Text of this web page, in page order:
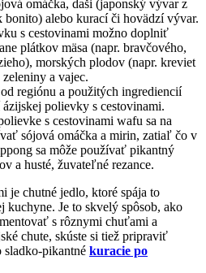
omáčka, daši (japonský vývar z
bonito) alebo kurací či hovädzí vývar.
s cestovinami možno doplniť
plátkov mäsa (napr. bravčového,
morských plodov (napr. kreviet
a vajec.
regiónu a použitých ingrediencií
polievky s cestovinami.
s cestovinami wafu sa na
sójová omáčka a mirin, zatiaľ čo v
sa môže používať pikantný
a husté, žuvateľné rezance.
je chutné jedlo, ktoré spája to
kuchyne. Je to skvelý spôsob, ako
s rôznymi chuťami a
chute, skúste si tiež pripraviť
sladko-pikantné kuracie po